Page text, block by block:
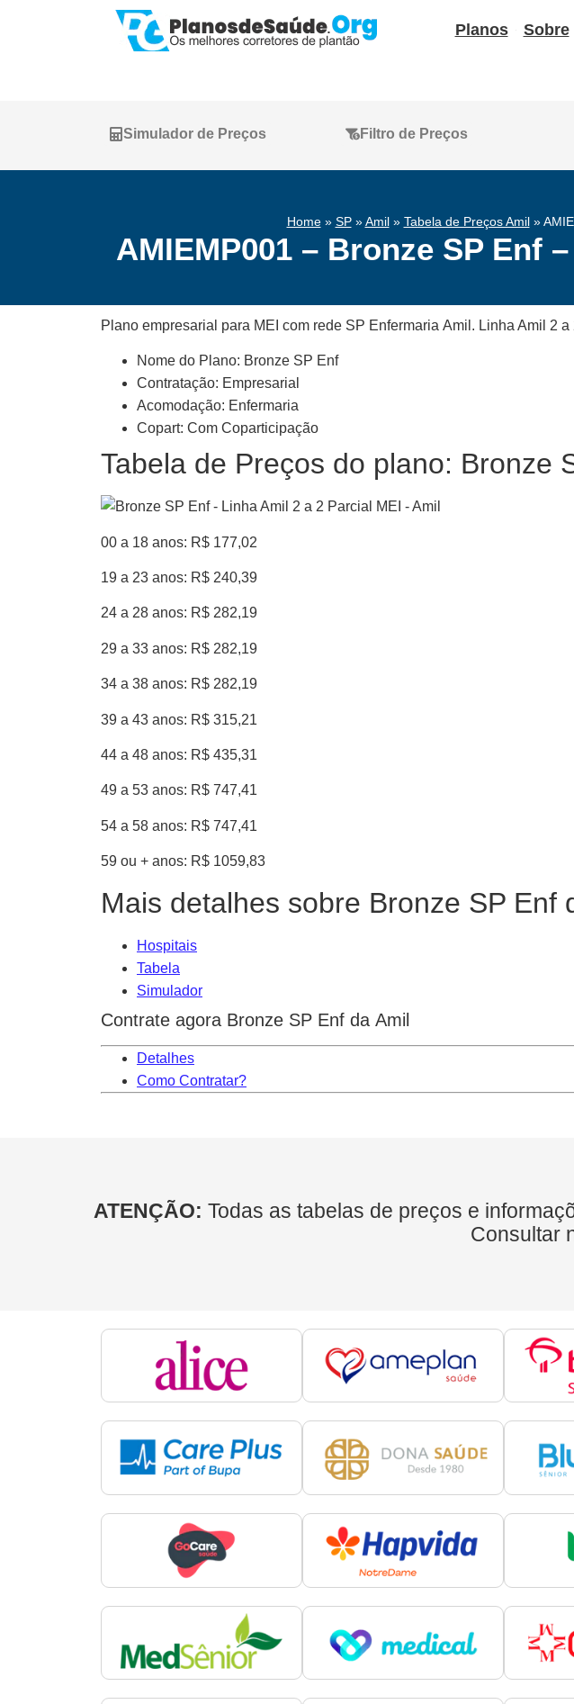
Planos Sobre
Simulador de Preços Filtro de Preços
Home» SP» Amil » Tabela de Preços Amil »
AMIEMP001 – Bronze SP Enf
Plano empresarial para MEI com rede SP Enfermaria Amil. Linha Amil 2 a
Nome do Plano: Bronze SP Enf
Contratação: Empresarial
Acomodação: Enfermaria
Copart: Com Coparticipação
Tabela de Preços do plano: Bronze
00 a 18 anos: R$ 177,02
19 a 23 anos: R$ 240,39
24 a 28 anos: R$ 282,19
29 a 33 anos: R$ 282,19
34 a 38 anos: R$ 282,19
39 a 43 anos: R$ 315,21
44 a 48 anos: R$ 435,31
49 a 53 anos: R$ 747,41
54 a 58 anos: R$ 747,41
59 ou + anos: R$ 1059,83
Mais detalhes sobre Bronze SP Enf
Hospitais
Tabela
Simulador
Contrate agora Bronze SP Enf da Amil
Detalhes
Como Contratar?
ATENÇÃO: Todas as tabelas de preços e
Consultar